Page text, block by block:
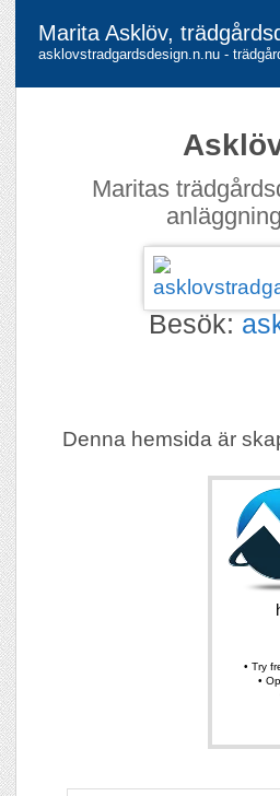
Marita Asklöv,
asklovstradgardsdesign.n.nu -
Maritas
Besök:
Denna hemsida är